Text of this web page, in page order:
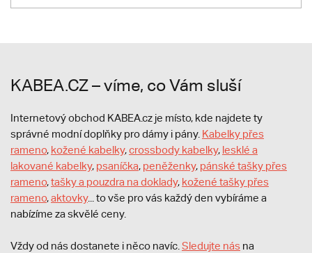
KABEA.CZ – víme, co Vám sluší
Internetový obchod KABEA.cz je místo, kde najdete ty
správné modní doplňky pro dámy i pány. Kabelky přes
rameno, kožené kabelky,crossbody kabelky, lesklé a
lakované kabelky, psaníčka, peněženky, pánské tašky přes
rameno,tašky a pouzdra na doklady, kožené tašky přes
rameno,aktovky... to vše pro vás každý den vybíráme a
nabízíme za skvělé ceny.
Vždy od nás dostanete i něco navíc. Sledujte nás na